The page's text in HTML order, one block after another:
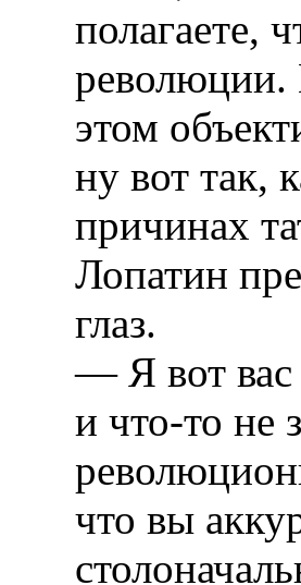
полагаете,
революции.
этом
ну вот так,
причинах
Лопатин
глаз.
— Я вот вас
и что-то не
что вы